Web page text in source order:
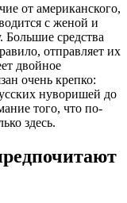
от американского,
с женой и
Большие средства
отправляет их
двойное
очень крепко:
нуворишей до
того, что по-
здесь.